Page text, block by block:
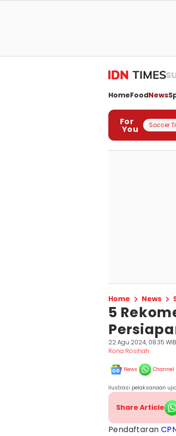
HomeFoodNews
For
You Soccer
Home News
5
22 Agu 2024, 08:35 WIB
Rona Rosihah
News Channel
Ilustrasi pelaksanaan
Share Article
Pendaftaran